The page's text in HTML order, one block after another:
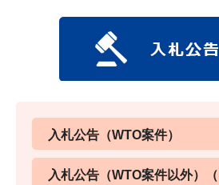
入札公告（WTO案件）
入札公告（WTO案件以外）